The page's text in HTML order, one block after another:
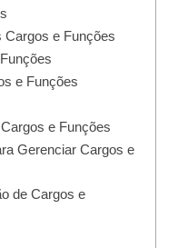
Cargos e Funções
e Funções
e Funções
Gerenciar Cargos e
de Cargos e